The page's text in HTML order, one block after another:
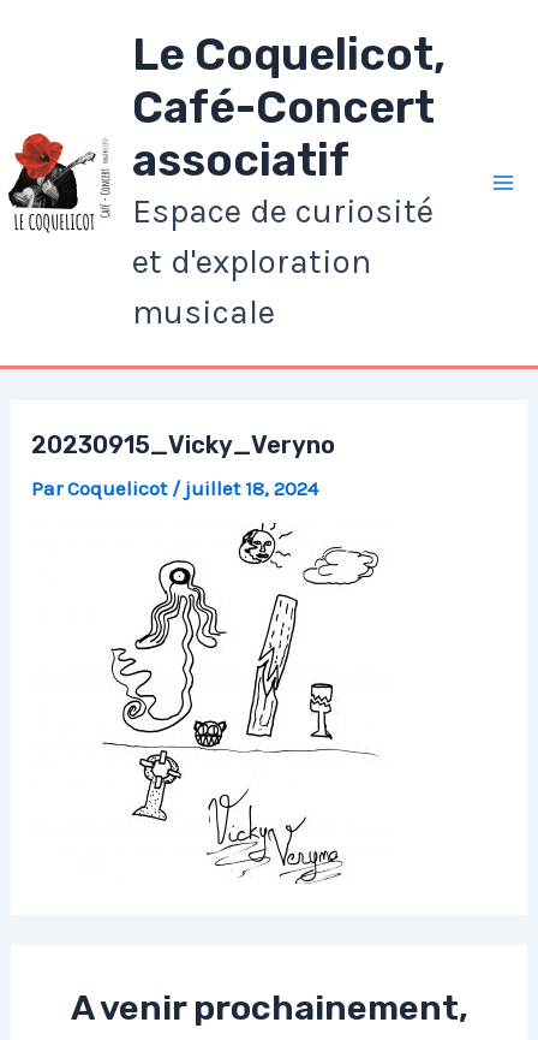
Le Coquelicot,
Café-Concert
associatif
Espace de curiosité
et d'exploration
musicale
20230915_Vicky_Veryno
ParCoquelicot / juillet 18, 2024
A venir prochainement,